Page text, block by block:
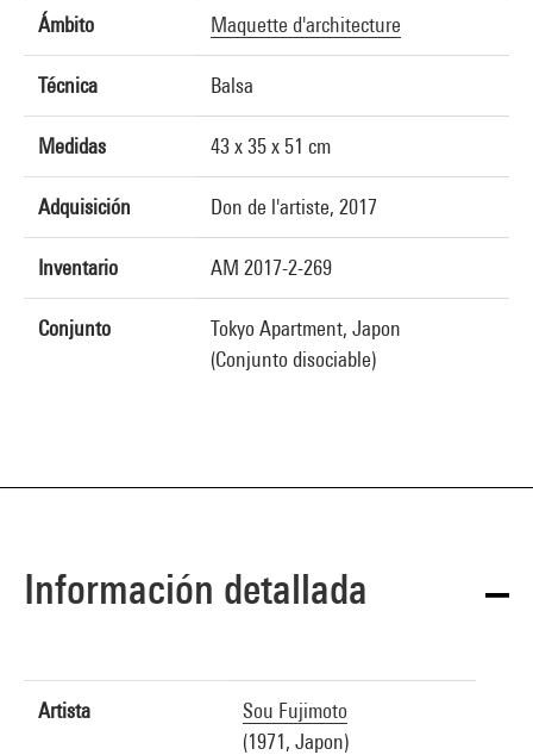
Ámbito Maquette d'architecture
Técnica Balsa
Medidas 43 x 35 x 51 cm
Adquisición Don de l'artiste, 2017
Inventario AM 2017-2-269
Conjunto
Tokyo Apartment, Japon
(Conjunto disociable)
Información detallada
Artista
Sou Fujimoto
(1971, Japon)